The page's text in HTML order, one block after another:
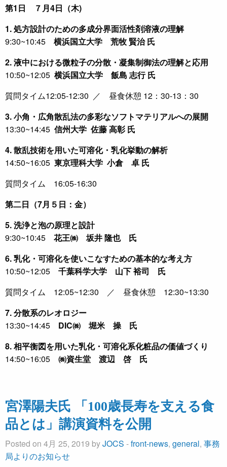
第1日 ７月4日（木)
1. 処方設計のための多成分界面活性剤溶液の理解
9:30~10:45 横浜国立大学 荒牧 賢治 氏
2. 液中における微粒子の分散・凝集制御法の理解と応用
10:50~12:05 横浜国立大学 飯島 志行 氏
質問タイム12:05-12:30 ／ 昼食休憩 12：30-13：30
3. 小角・広角散乱法の多彩なソフトマテリアルへの展開
13:30~14:45 信州大学 佐藤 高彰 氏
4. 散乱技術を用いた可溶化・乳化挙動の解析
14:50~16:05 東京理科大学 小倉 卓 氏
質問タイム 16:05-16:30
第二日（7月５日：金）
5. 洗浄と泡の原理と設計
9:30~10:45 花王㈱ 坂井 隆也 氏
6. 乳化・可溶化を使いこなすための基本的な考え方
10:50~12:05 千葉科学大学 山下 裕司 氏
質問タイム 12:05~12:30 ／ 昼食休憩 12:30~13:30
7. 分散系のレオロジー
13:30~14:45 DIC㈱ 堀米 操 氏
8. 相平衡図を用いた乳化・可溶化系化粧品の価値づくり
14:50~16:05 ㈱資生堂 渡辺 啓 氏
宮澤陽夫氏 「100歳長寿を支える食
品とは」講演資料を公開
Posted on 4月 25, 2019 byJOCS -front-news, general, 事務
局よりのお知らせ